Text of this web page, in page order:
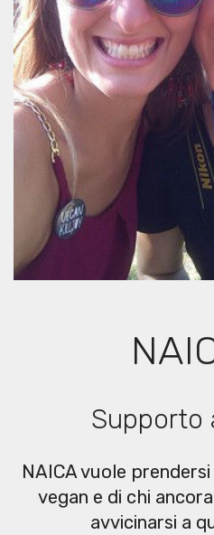
Supporto
NAICA vuole
vegan e di chi
avvicinarsi a